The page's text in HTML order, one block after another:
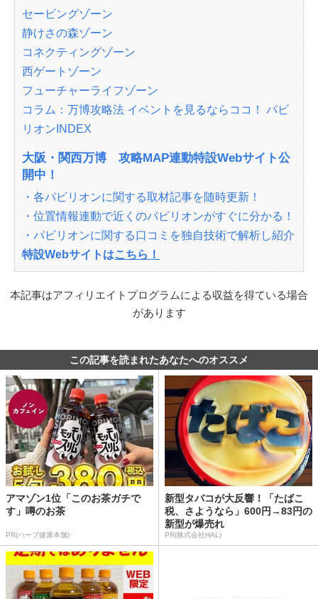
セービングゾーン
静けさの森ゾーン
コネクティングゾーン
西ゲートゾーン
フューチャーライフゾーン
コラム：万博攻略法 イベントを見るならココ！ パビ
リオンINDEX
大阪・関西万博 攻略MAP連動特設Webサイト公
開中！
・各パビリオンに関する取材記事を随時更新！
・位置情報連動で近くのパビリオンがすぐに分かる！
・パビリオンに関する口コミを独自技術で解析し紹介
特設Webサイトはこちら！
本記事はアフィリエイトプログラムによる収益を得ている場合
があります
この記事を読まれたあなたへのオススメ
アマゾン1位「このお茶ガチで
す」噂のお茶
PR(ハーブ健康本舗)
新型タバコが大反響！「たばこ
税、さようなら」600円→83円の
新型が爆売れ
PR(株式会社HAL)